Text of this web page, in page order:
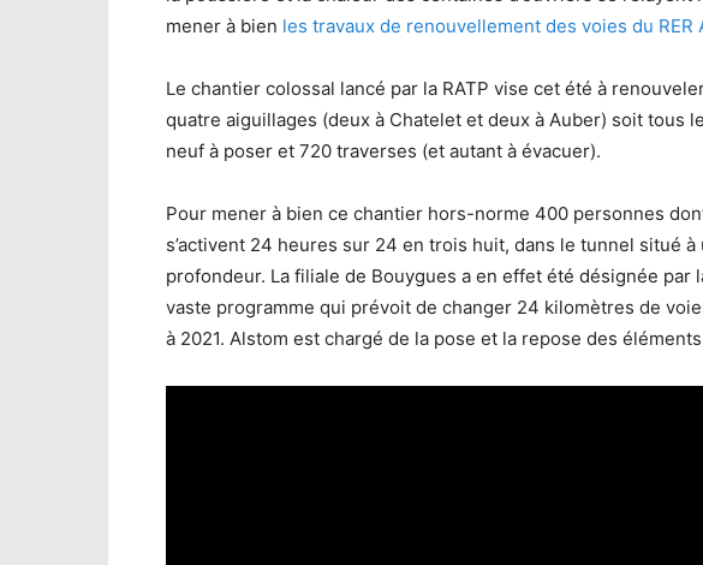
mener à bien les travaux de renouvellement des voies du RER
Le chantier colossal lancé par la RATP vise cet été à
quatre aiguillages (deux à Chatelet et deux à Auber) soit tous
neuf à poser et 720 traverses (et autant à évacuer).
Pour mener à bien ce chantier hors-norme 400 personnes
s’activent 24 heures sur 24 en trois huit, dans le tunnel situé
profondeur. La filiale de Bouygues a en effet été désignée par
vaste programme qui prévoit de changer 24 kilomètres de
à 2021. Alstom est chargé de la pose et la repose des